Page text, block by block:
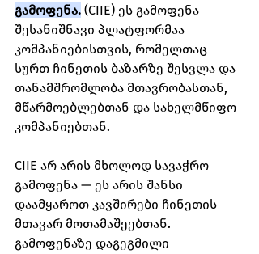
გამოფენა. (CIIE) ეს გამოფენა
შესანიშნავი პლატფორმაა
კომპანიებისთვის, რომელთაც
სურთ ჩინეთის ბაზარზე შესვლა და
თანამშრომლობა მთავრობასთან,
მწარმოებლებთან და სახელმწიფო
კომპანიებთან.
CIIE არ არის მხოლოდ სავაჭრო
გამოფენა — ეს არის შანსი
დაამყაროთ კავშირები ჩინეთის
მთავარ მოთამაშეებთან.
გამოფენაზე დაგეგმილი